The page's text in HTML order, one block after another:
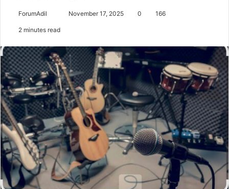
ForumAdil November 17, 2025 0 166
2 minutes read